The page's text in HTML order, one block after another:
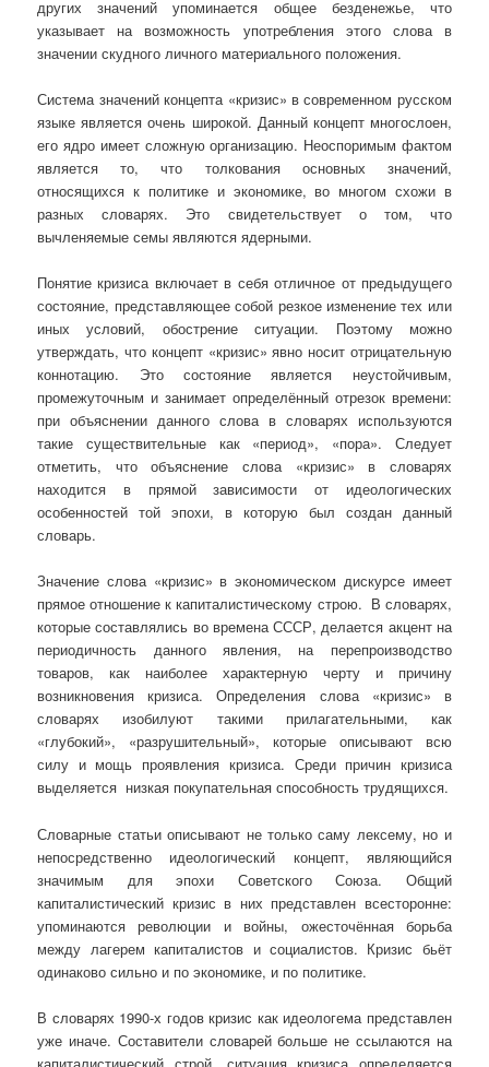
других значений упоминается общее безденежье, что
указывает на возможность употребления этого слова в
значении скудного личного материального положения.
Система значений концепта «кризис» в современном русском
языке является очень широкой. Данный концепт многослоен,
его ядро имеет сложную организацию. Неоспоримым фактом
является то, что толкования основных значений,
относящихся к политике и экономике, во многом схожи в
разных словарях. Это свидетельствует о том, что
вычленяемые семы являются ядерными.
Понятие кризиса включает в себя отличное от предыдущего
состояние, представляющее собой резкое изменение тех или
иных условий, обострение ситуации. Поэтому можно
утверждать, что концепт «кризис» явно носит отрицательную
коннотацию. Это состояние является неустойчивым,
промежуточным и занимает определённый отрезок времени:
при объяснении данного слова в словарях используются
такие существительные как «период», «пора». Следует
отметить, что объяснение слова «кризис» в словарях
находится в прямой зависимости от идеологических
особенностей той эпохи, в которую был создан данный
словарь.
Значение слова «кризис» в экономическом дискурсе имеет
прямое отношение к капиталистическому строю. В словарях,
которые составлялись во времена СССР, делается акцент на
периодичность данного явления, на перепроизводство
товаров, как наиболее характерную черту и причину
возникновения кризиса. Определения слова «кризис» в
словарях изобилуют такими прилагательными, как
«глубокий», «разрушительный», которые описывают всю
силу и мощь проявления кризиса. Среди причин кризиса
выделяется низкая покупательная способность трудящихся.
Словарные статьи описывают не только саму лексему, но и
непосредственно идеологический концепт, являющийся
значимым для эпохи Советского Союза. Общий
капиталистический кризис в них представлен всесторонне:
упоминаются революции и войны, ожесточённая борьба
между лагерем капиталистов и социалистов. Кризис бьёт
одинаково сильно и по экономике, и по политике.
В словарях 1990-х годов кризис как идеологема представлен
уже иначе. Составители словарей больше не ссылаются на
капиталистический строй, ситуация кризиса определяется